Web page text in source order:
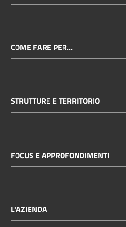
COME FARE PER...
STRUTTURE E TERRITORIO
FOCUS E APPROFONDIMENTI
L'AZIENDA